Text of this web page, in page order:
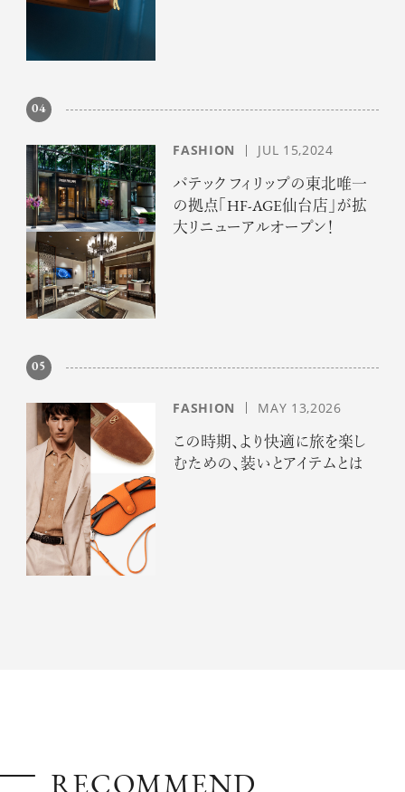
04
FASHION JUL 15,2024
パテック フィリップの東北唯一
の拠点「HF-AGE仙台店」が拡
大リニューアルオープン！
05
FASHION MAY 13,2026
この時期、より快適に旅を楽し
むための、装いとアイテムとは